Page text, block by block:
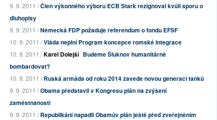
9. 9. 2011 /Člen výkonného výboru ECB Stark rezignoval kvůli sporu o
dluhopisy
9. 9. 2011 /Německá FDP požaduje referendum o fondu EFSF
10. 9. 2011 /Vláda neplní Program koncepce romské integrace
10. 9. 2011 /Karel Dolejší Budeme Šluknov humanitárně
bombardovat?
10. 9. 2011 /Ruská armáda od roku 2014 zavede novou generaci tanků
9. 9. 2011 /Obama představil v Kongresu plán na zvýšení
zaměstnanosti
9. 9. 2011 /Republikáni napadli Obamův plán ještě před zveřejněním